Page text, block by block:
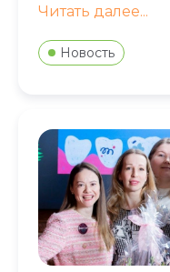
Читать далее...
Новость